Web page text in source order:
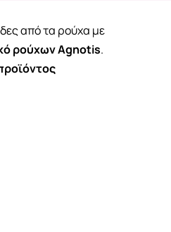
από τα ρούχα με
ρούχων Agnotis.